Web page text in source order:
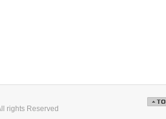
rights Reserved